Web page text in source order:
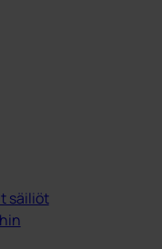
säiliöt